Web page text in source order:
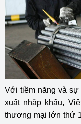
Với tiềm năng và
xuất nhập khẩu,
thương mại lớn thứ